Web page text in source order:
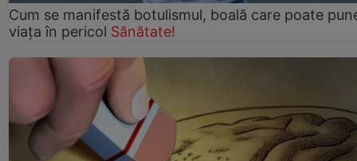
Cum se manifestă botulismul, boală care poate
viaţa în pericol Sănătate!